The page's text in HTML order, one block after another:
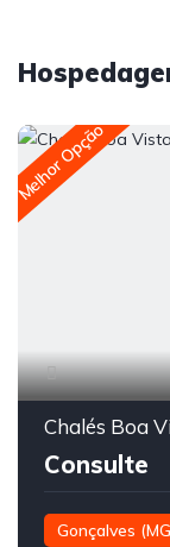
Melhor Opção
Chalés Boa
Consulte
Gonçalves